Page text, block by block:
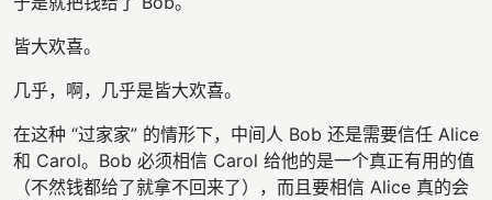
皆大欢喜。
几乎，啊，几乎是皆大欢喜。
在这种 “过家家” 的情形下，中间人 Bob 还是需要信任 Alice
和 Carol。Bob 必须相信 Carol 给他的是一个真正有用的值
（不然钱都给了就拿不回来了），而且要相信 Alice 真的会